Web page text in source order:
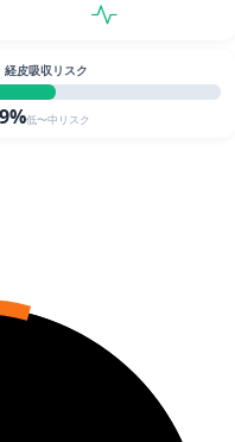
経皮吸収リスク
低〜中リスク